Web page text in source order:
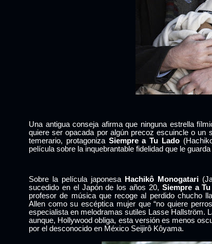
Una antigua conseja afirma que ninguna estrella
quiere ser opacada por algún precoz escuincle o
temerario, protagoniza Siempre a Tu Lado
película sobre la inquebrantable fidelidad que le
Sobre la película japonesa Hachikô Monogatari
sucedido en el Japón de los años 20, Siempre a
profesor de música que recoge al perdido chucho
Allen como su escéptica mujer que “no quiere
especialista en melodramas sutiles Lasse Hallström.
aunque, Hollywood obliga, esta versión es menos
por el desconocido en México Seijirô Kôyama.